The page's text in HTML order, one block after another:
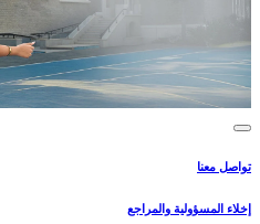
تواصل معنا
إخلاء المسؤولية والمراجع